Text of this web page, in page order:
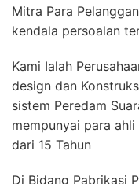
Mitra Para
kendala persoalan
Kami Ialah
design dan
sistem Peredam
mempunyai para
dari 15 Tahun
Di Bidang Pabrikasi